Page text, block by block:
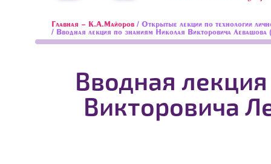
Главная - К.А.Майоров /Открытые лекции по технологии
/ Вводная лекция по знаниям Николая Викторовича
Вводная
Викторовича